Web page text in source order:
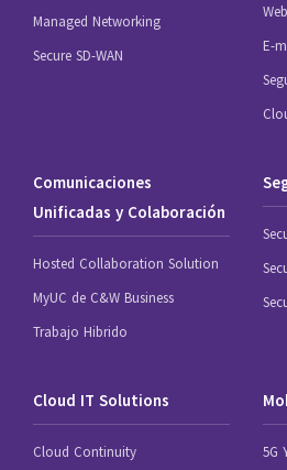
Managed Networking
Secure SD-WAN
E-
Comunicaciones
Unificadas y Colaboración
Hosted Collaboration Solution
MyUC de C&W Business
Trabajo Hibrido
Cloud IT Solutions
Cloud Continuity
5G